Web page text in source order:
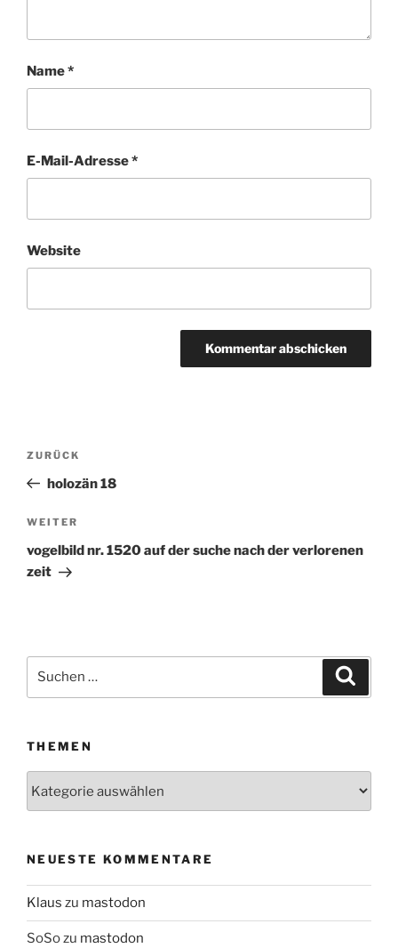
Name*
E-Mail-Adresse*
Website
Beitragsnavigation
Vorheriger
Beitrag
ZURÜCK
holozän 18
Nächster
Beitrag
WEITER
vogelbild nr. 1520 auf der suche nach der verlorenen
zeit
Suchen
THEMEN
NEUESTE KOMMENTARE
Klaus zu mastodon
SoSozu mastodon